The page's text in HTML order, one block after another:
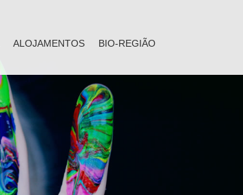
ALOJAMENTOS BIO-REGIÃO